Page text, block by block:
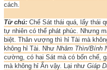
cách.
Từ chú: Chế Sát thái quá, lấy thái
tự nhiên có thể phát phúc. Nhưng
biệt. Thân vượng thì hỉ Tài mà
không hỉ Tài. Như Nhâm Thìn/Bính
cường, có hai Sát mà có bốn chế,
mà không hỉ Ấn vậy. Lại như Giáp